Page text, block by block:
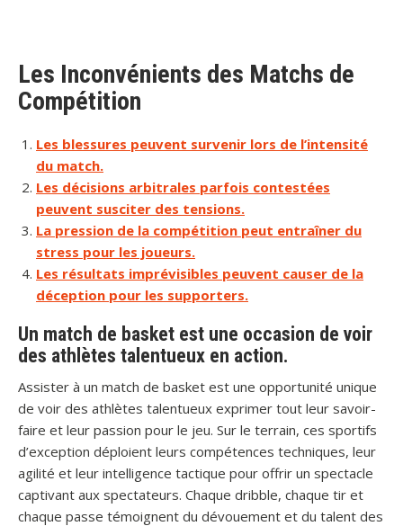
Les Inconvénients des Matchs de
Compétition
Les blessures peuvent survenir lors de l’intensité
du match.
Les décisions arbitrales parfois contestées
peuvent susciter des tensions.
La pression de la compétition peut entraîner du
stress pour les joueurs.
Les résultats imprévisibles peuvent causer de la
déception pour les supporters.
Un match de basket est une occasion de voir
des athlètes talentueux en action.
Assister à un match de basket est une opportunité unique
de voir des athlètes talentueux exprimer tout leur savoir-
faire et leur passion pour le jeu. Sur le terrain, ces sportifs
d’exception déploient leurs compétences techniques, leur
agilité et leur intelligence tactique pour offrir un spectacle
captivant aux spectateurs. Chaque dribble, chaque tir et
chaque passe témoignent du dévouement et du talent des